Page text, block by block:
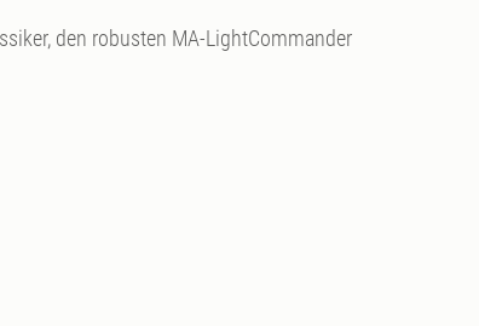
den robusten MA-LightCommander